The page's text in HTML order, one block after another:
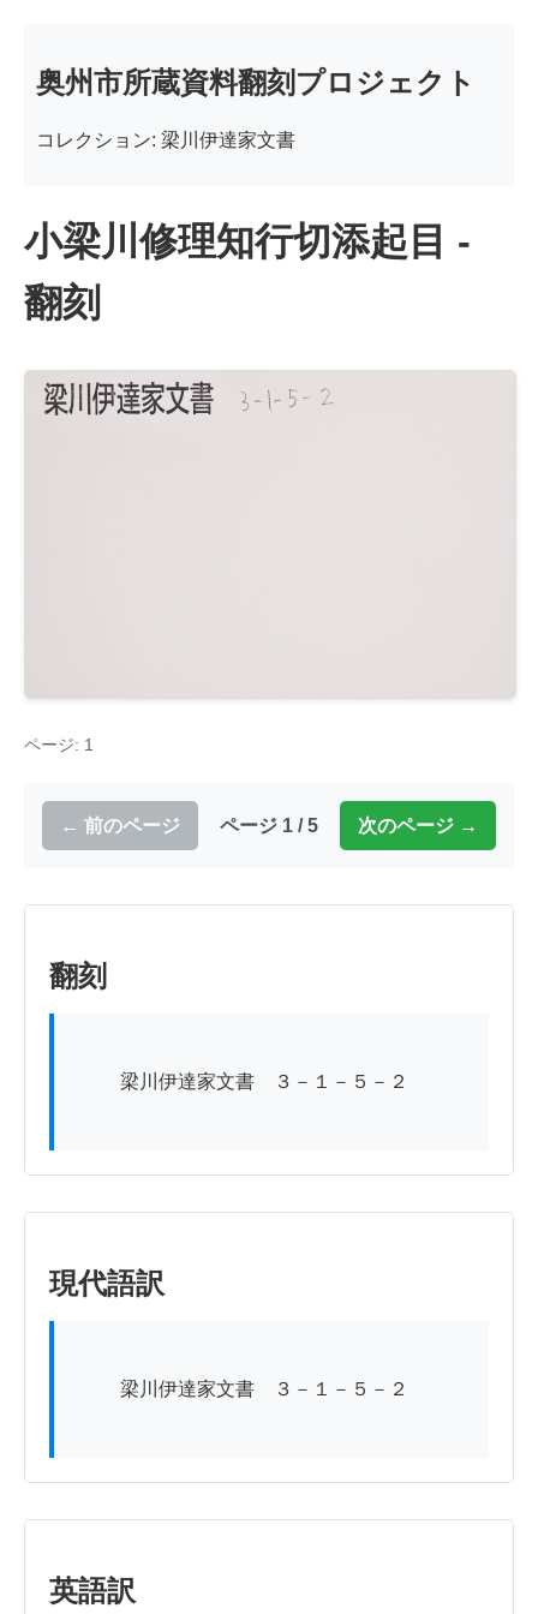
奥州市所蔵資料翻刻プロジェクト
コレクション: 梁川伊達家文書
小梁川修理知行切添起目 -
翻刻
ページ: 1
← 前のページ ページ 1 / 5 次のページ →
翻刻
現代語訳
英語訳